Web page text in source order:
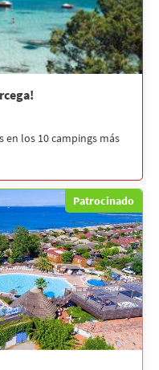
en los 10 campings más
Patrocinado